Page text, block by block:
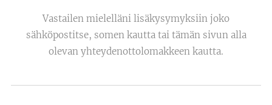
Vastailen mielelläni lisäkysymyksiin joko
sähköpostitse, somen kautta tai tämän sivun alla
olevan yhteydenottolomakkeen kautta.